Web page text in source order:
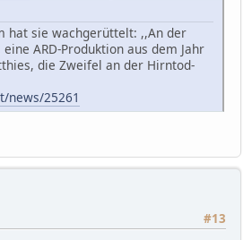
hat sie wachgerüttelt: ,,An der
ARD-Produktion aus dem Jahr
die Zweifel an der Hirntod-
news/25261
#13